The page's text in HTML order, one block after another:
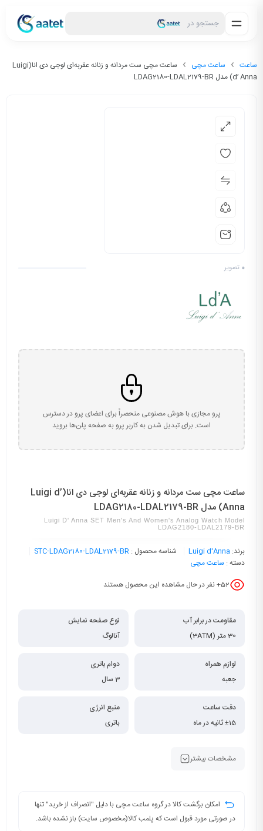
جستجو در
ساعت ساعت مچی
ساعت مچی ست مردانه و زنانه عقربه‌ای لوجی دی انا(Luigi
d’ Anna) مدل LDAG2180-LDAL2179-BR
0 تصویر
پرو مجازی با هوش مصنوعی منحصراً برای اعضای پرو در دسترس
است. برای تبدیل شدن به کاربر پرو به صفحه پلن‌ها بروید
ساعت مچی ست مردانه و زنانه عقربه‌ای لوجی دی انا(Luigi d’
Anna) مدل LDAG2180-LDAL2179-BR
Luigi D' Anna SET Men's And Women's Analog Watch Model
LDAG2180-LDAL2179-BR
برند: Luigi d'Anna شناسه محصول : STC-LDAG2180-LDAL2179-BR
دسته : ساعت مچی
52+ نفر در حال مشاهده این محصول هستند
مقاومت در برابر آب
30 متر (3ATM)
نوع صفحه نمایش
آنالوگ
لوازم همراه
جعبه
دوام باتری
3 سال
دقت ساعت
±15 ثانیه در ماه
منبع انرژی
باتری
مشخصات بیشتر
امکان برگشت کالا در گروه ساعت مچی با دلیل "انصراف از خرید" تنها
در صورتی مورد قبول است که پلمب کالا(مخصوص سایت) باز نشده باشد.